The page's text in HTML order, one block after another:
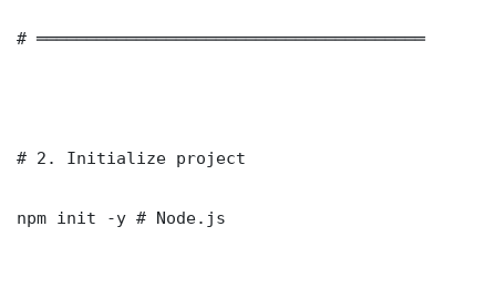
# ═══════════════════════════════════════
# 2. Initialize project
npm init -y # Node.js